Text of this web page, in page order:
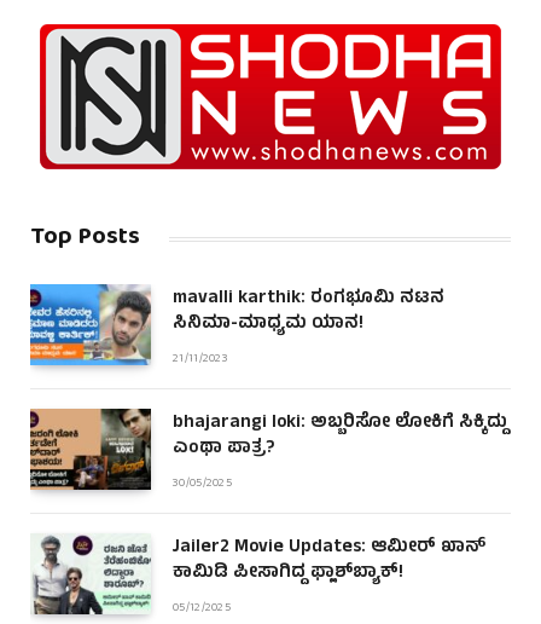
Top Posts
mavalli karthik: ರಂಗಭೂಮಿ ನಟನ
ಸಿನಿಮಾ-ಮಾಧ್ಯಮ ಯಾನ!
21/11/2023
bhajarangi loki: ಅಬ್ಬರಿಸೋ ಲೋಕಿಗೆ ಸಿಕ್ಕಿದ್ದು
ಎಂಥಾ ಪಾತ್ರ?
30/05/2025
Jailer2 Movie Updates: ಆಮೀರ್ ಖಾನ್
ಕಾಮಿಡಿ ಪೀಸಾಗಿದ್ದ ಫ್ಲಾಶ್‌ಬ್ಯಾಕ್!
05/12/2025